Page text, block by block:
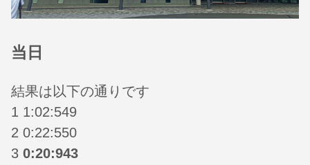
当日
結果は以下の通りです
1 1:02:549
2 0:22:550
3 0:20:943